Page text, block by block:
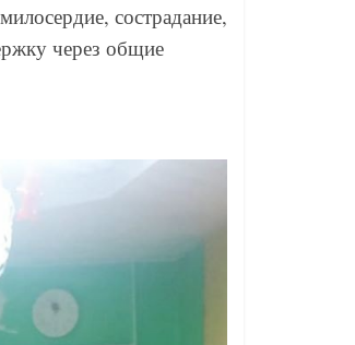
сострадание,
через общие